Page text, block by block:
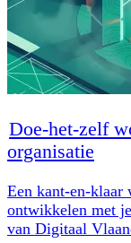
Doe-het-zelf
organisatie
Een kant-en-
ontwikkelen met
van Digitaal